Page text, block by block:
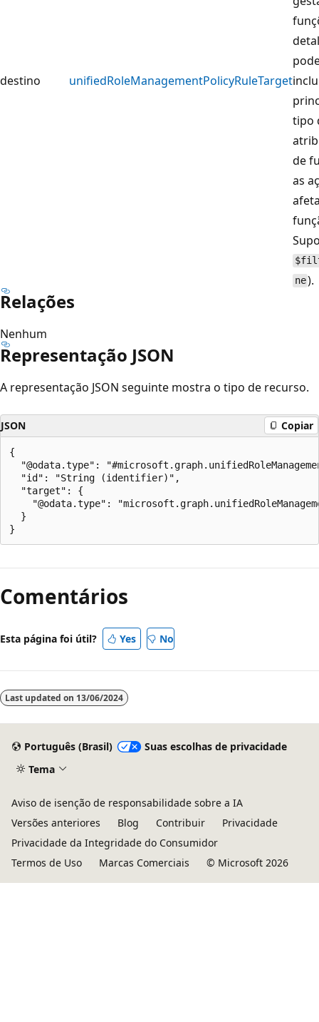
destino unifiedRoleManagementPolicyRuleTarget
tipo
de
as
ne).
Relações
Nenhum
Representação JSON
A representação JSON seguinte mostra o tipo de recurso.
JSON Copiar
{
"@odata.type":
  "id": "String (identifier)",
  "target": {
"@odata.type":
  }
de
leitura
Comentários
Esta página foi útil? Yes No
Last updated on 13/06/2024
Português (Brasil)
Suas escolhas de privacidade
Tema
Aviso de isenção de responsabilidade sobre a IA
Versões anteriores
Blog Contribuir
Privacidade
Privacidade da Integridade do Consumidor
Termos de Uso
Marcas Comerciais © Microsoft 2026